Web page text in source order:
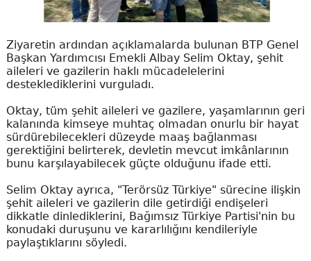
Ziyaretin ardından açıklamalarda bulunan BTP Genel
Başkan Yardımcısı Emekli Albay Selim Oktay, şehit
aileleri ve gazilerin haklı mücadelelerini
desteklediklerini vurguladı.
Oktay, tüm şehit aileleri ve gazilere, yaşamlarının geri
kalanında kimseye muhtaç olmadan onurlu bir hayat
sürdürebilecekleri düzeyde maaş bağlanması
gerektiğini belirterek, devletin mevcut imkânlarının
bunu karşılayabilecek güçte olduğunu ifade etti.
Selim Oktay ayrıca, "Terörsüz Türkiye" sürecine ilişkin
şehit aileleri ve gazilerin dile getirdiği endişeleri
dikkatle dinlediklerini, Bağımsız Türkiye Partisi'nin bu
konudaki duruşunu ve kararlılığını kendileriyle
paylaştıklarını söyledi.